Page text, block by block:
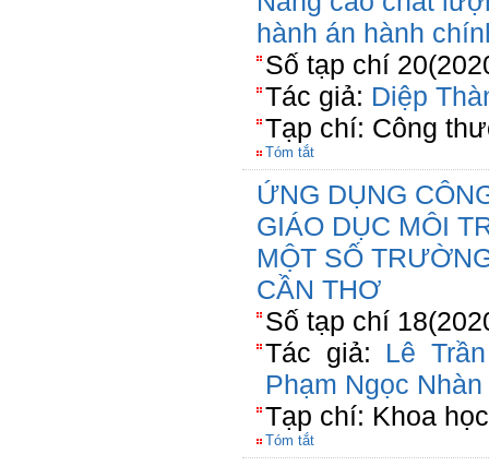
hành án hành
Số tạp chí
Tác giả: Diệp
Tạp chí: Công
Tóm tắt
ỨNG DỤNG
GIÁO DỤC MÔI
MỘT SỐ
CẦN THƠ
Số tạp chí
Tác giả: Lê
Phạm Ngọc Nhàn
Tạp chí: Khoa
Tóm tắt